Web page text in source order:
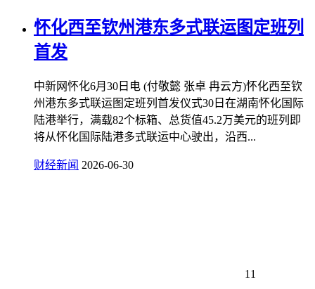
怀化西至钦州港东多式联运图定班列
首发
中新网怀化6月30日电 (付敬懿 张卓 冉云方)怀化西至钦
州港东多式联运图定班列首发仪式30日在湖南怀化国际
陆港举行，满载82个标箱、总货值45.2万美元的班列即
将从怀化国际陆港多式联运中心驶出，沿西...
财经新闻 2026-06-30
11